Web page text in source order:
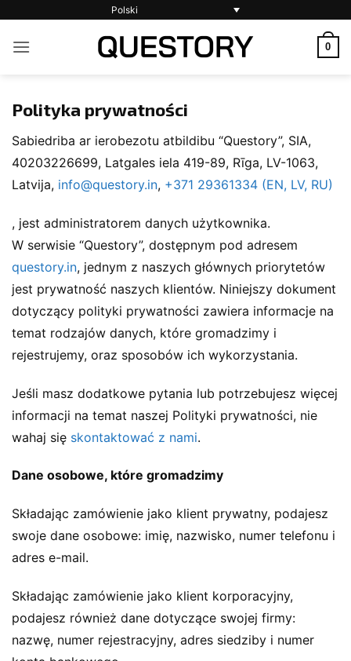
zawartości
Polski
0
Polityka prywatności
Sabiedriba ar ierobezotu atbildibu “Questory”, SIA,
40203226699, Latgales iela 419-89, Rīga, LV-1063,
Latvija, info@questory.in, +371 29361334 (EN, LV, RU)
, jest administratorem danych użytkownika.
W serwisie “Questory”, dostępnym pod adresem
questory.in, jednym z naszych głównych priorytetów
jest prywatność naszych klientów. Niniejszy dokument
dotyczący polityki prywatności zawiera informacje na
temat rodzajów danych, które gromadzimy i
rejestrujemy, oraz sposobów ich wykorzystania.
Jeśli masz dodatkowe pytania lub potrzebujesz więcej
informacji na temat naszej Polityki prywatności, nie
wahaj się skontaktować z nami.
Dane osobowe, które gromadzimy
Składając zamówienie jako klient prywatny, podajesz
swoje dane osobowe: imię, nazwisko, numer telefonu i
adres e-mail.
Składając zamówienie jako klient korporacyjny,
podajesz również dane dotyczące swojej firmy:
nazwę, numer rejestracyjny, adres siedziby i numer